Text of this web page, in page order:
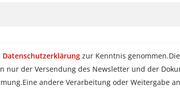
Datenschutzerklärung zur Kenntnis
nur der Versendung des Newsletter und der
andere Verarbeitung oder Weitergabe